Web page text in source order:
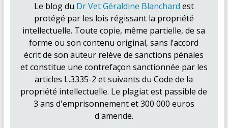
Le blog du Dr Vet Géraldine Blanchard est
protégé par les lois régissant la propriété
intellectuelle. Toute copie, même partielle, de sa
forme ou son contenu original, sans l’accord
écrit de son auteur relève de sanctions pénales
et constitue une contrefaçon sanctionnée par les
articles L.3335-2 et suivants du Code de la
propriété intellectuelle. Le plagiat est passible de
3 ans d'emprisonnement et 300 000 euros
d'amende.